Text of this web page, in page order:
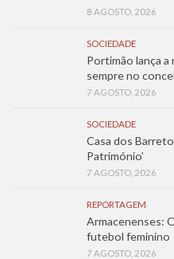
8 AGOSTO, 2026
SOCIEDADE
Portimão lança a
sempre no
7 AGOSTO, 2026
SOCIEDADE
Casa dos
Património’
7 AGOSTO, 2026
REPORTAGEM
Armacenenses:
futebol feminino
7 AGOSTO, 2026